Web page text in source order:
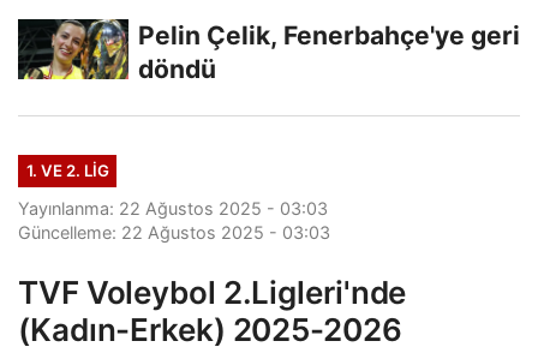
Pelin Çelik, Fenerbahçe'ye geri
döndü
1. VE 2. LIG
Yayınlanma: 22 Ağustos 2025 - 03:03
Güncelleme: 22 Ağustos 2025 - 03:03
TVF Voleybol 2.Ligleri'nde
(Kadın-Erkek) 2025-2026